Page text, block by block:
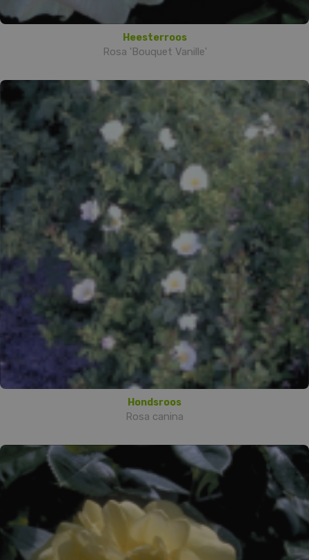
Heesterroos
Rosa 'Bouquet Vanille'
Hondsroos
Rosa canina